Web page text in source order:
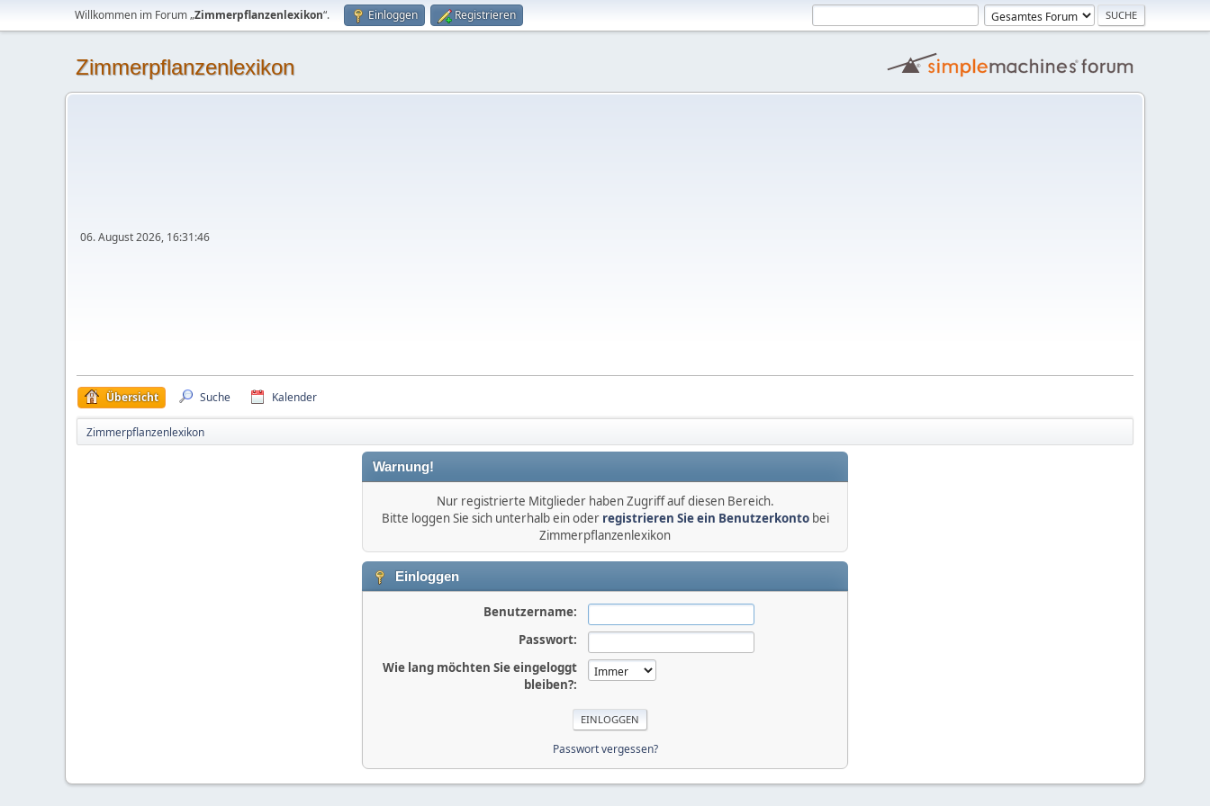
Willkommen im Forum „Zimmerpflanzenlexikon“. Einloggen Registrieren
Zimmerpflanzenlexikon
06. August 2026, 16:31:46
Übersicht Suche Kalender
Zimmerpflanzenlexikon
Warnung!
Nur registrierte Mitglieder haben Zugriff auf diesen Bereich.
Bitte loggen Sie sich unterhalb ein oder registrieren Sie ein Benutzerkontobei
Zimmerpflanzenlexikon
Einloggen
Benutzername:
Passwort:
Wie lang möchten Sie eingeloggt
bleiben?:
Passwort vergessen?